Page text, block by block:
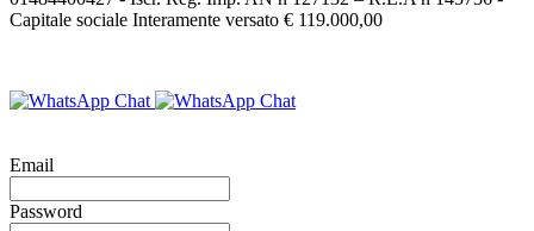
Capitale sociale Interamente versato € 119.000,00
Email
Password